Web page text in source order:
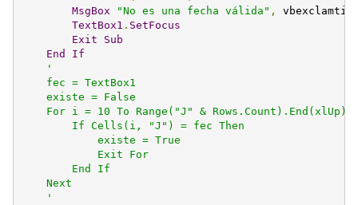
MsgBox
"No es una fecha válida" ,
TextBox1 . SetFocus
Exit
Sub
End
If
'
fec = TextBox1
existe = False
For i = 10 To Range("J" &
If Cells(i, "J") = fec Then
existe = True
Exit For
End If
Next
'